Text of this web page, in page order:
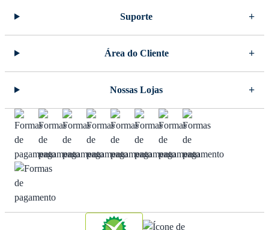
Suporte
Área do Cliente
Nossas Lojas